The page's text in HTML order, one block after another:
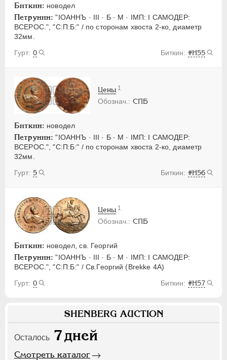
Биткин: новодел
Петрунин: "IОАННЪ · III · Б · М · IМП: I САМОДЕР:
ВСЕРОС.", "С:П:Б:" / по сторонам хвоста 2-ко, диаметр
32мм.
0
#H55
СПБ
Биткин: новодел
Петрунин: "IОАННЪ · III · Б · М · IМП: I САМОДЕР:
ВСЕРОС.", "С:П:Б:" / по сторонам хвоста 2-ко, диаметр
32мм.
5
#H56
Цены 1
СПБ
Биткин: новодел, св. Георгий
Петрунин: "IОАННЪ · III · Б · М · IМП: I САМОДЕР:
ВСЕРОС.", "С:П:Б:" / Св.Георгий (Brekke 4A)
0
#H57
Цены 1
SHENBERG AUCTION
Осталось 7дней
Смотреть каталог